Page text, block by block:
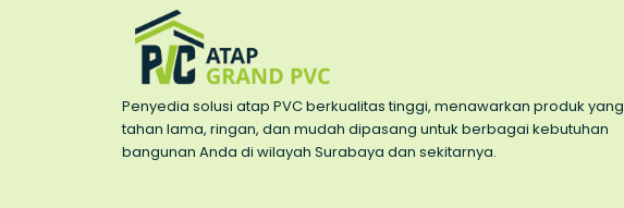
Penyedia solusi atap PVC berkualitas tinggi, menawarkan produk yang
tahan lama, ringan, dan mudah dipasang untuk berbagai kebutuhan
bangunan Anda di wilayah Surabaya dan sekitarnya.